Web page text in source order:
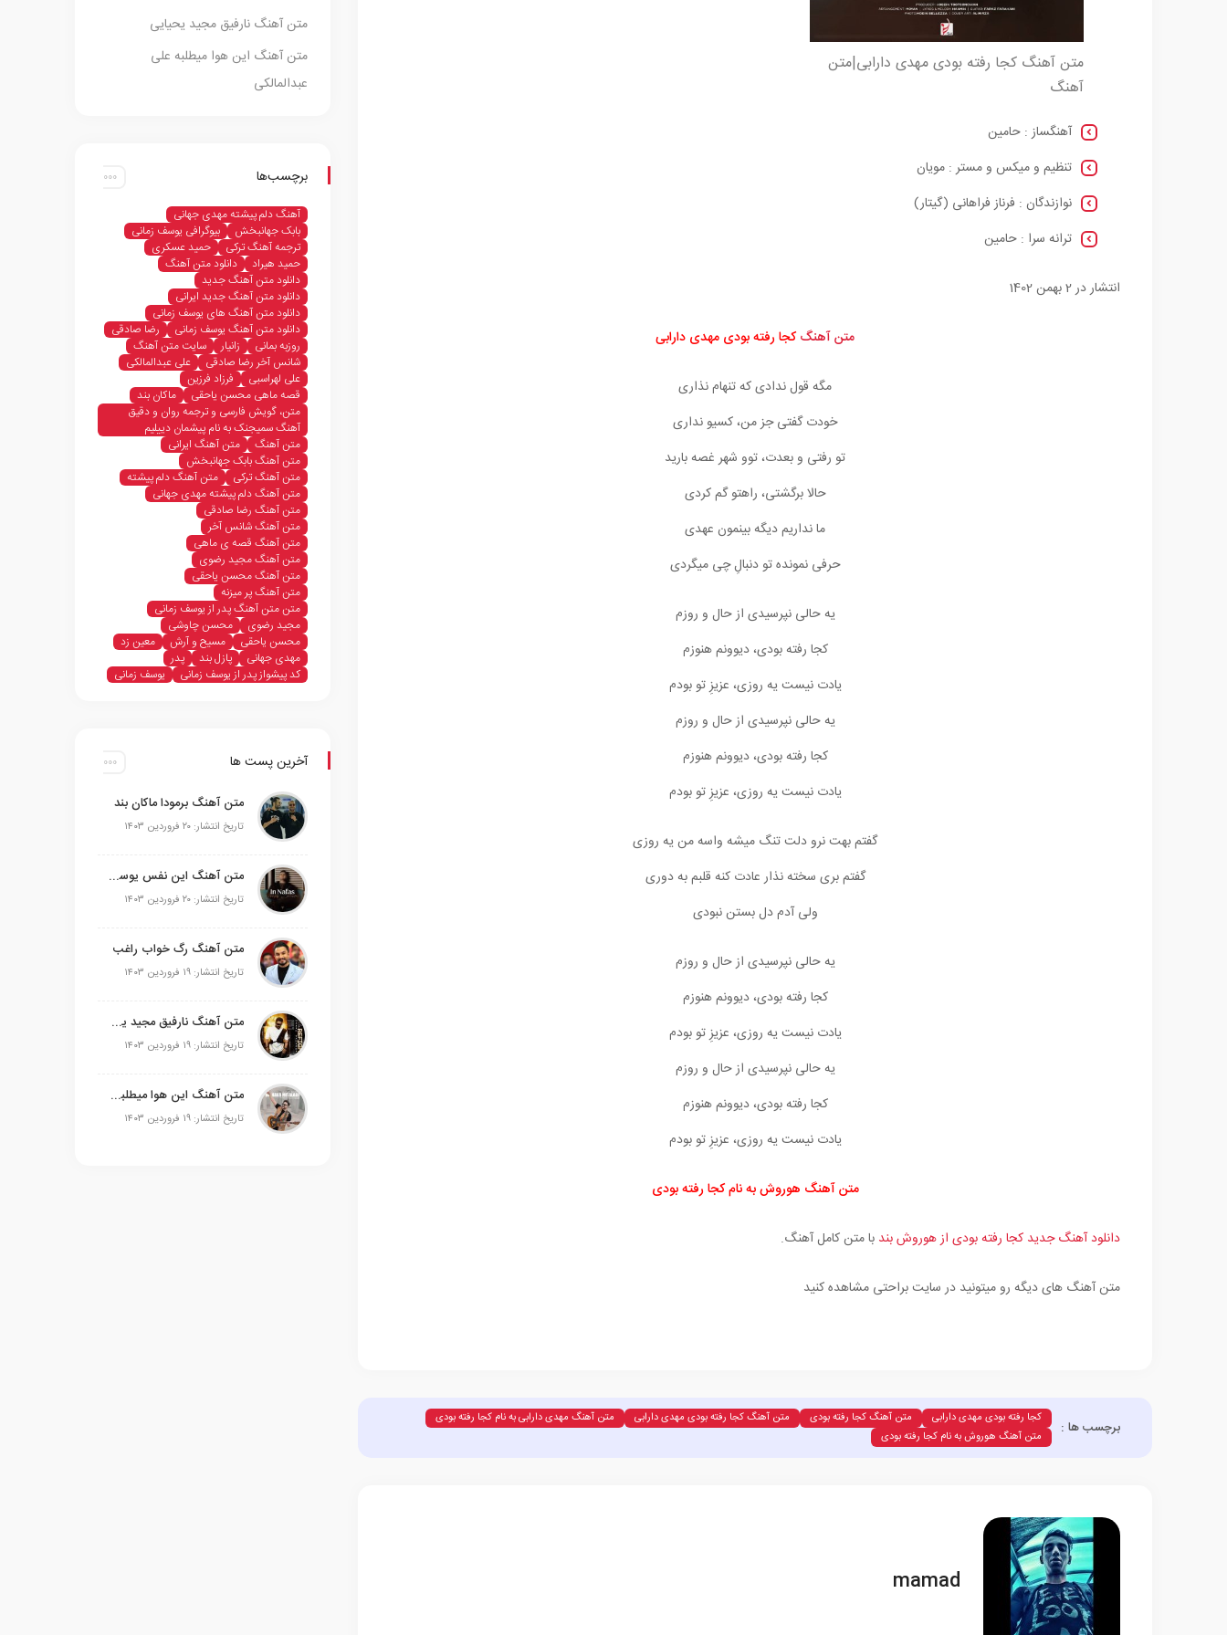
متن آهنگ کجا رفته بودی مهدی دارابی|متن
آهنگ
آهنگساز : حامین
تنظیم و میکس و مستر : مویان
نوازندگان : فرناز فراهانی (گیتار)
ترانه سرا : حامین
انتشار در 2 بهمن 1402
متن آهنگ کجا رفته بودی مهدی دارابی
مگه قول ندادی که تنهام نذاری
خودت گفتی جز من، کسیو نداری
تو رفتی و بعدت، توو شهر غصه بارید
حالا برگشتی، راهتو گم کردی
ما نداریم دیگه بینمون عهدی
حرفی نمونده تو دنبالِ چی میگردی
یه حالی نپرسیدی از حال و روزم
کجا رفته بودی، دیوونم هنوزم
یادت نیست یه روزی، عزیزِ تو بودم
یه حالی نپرسیدی از حال و روزم
کجا رفته بودی، دیوونم هنوزم
یادت نیست یه روزی، عزیزِ تو بودم
گفتم بهت نرو دلت تنگ میشه واسه من یه روزی
گفتم بری سخته نذار عادت کنه قلبم به دوری
ولی آدم دل بستن نبودی
یه حالی نپرسیدی از حال و روزم
کجا رفته بودی، دیوونم هنوزم
یادت نیست یه روزی، عزیزِ تو بودم
یه حالی نپرسیدی از حال و روزم
کجا رفته بودی، دیوونم هنوزم
یادت نیست یه روزی، عزیزِ تو بودم
متن آهنگ هوروش به نام کجا رفته بودی
دانلود آهنگ جدید کجا رفته بودی از هوروش بند با متن کامل آهنگ.
متن آهنگ های دیگه رو میتونید در سایت براحتی مشاهده کنید
برچسب ها : کجا رفته بودی مهدی دارابی متن آهنگ کجا رفته بودی متن آهنگ کجا رفته بودی مهدی دارابی
متن آهنگ مهدی دارابی به نام کجا رفته بودی
متن آهنگ هوروش به نام کجا رفته بودی
mamad
متن آهنگ نارفیق مجید یحیایی
متن آهنگ این هوا میطلبه علی
عبدالمالکی
برچسب‌ها
آهنگ دلم پیشته مهدی جهانی
بابک جهانبخش
بیوگرافی یوسف زمانی
ترجمه آهنگ ترکی
حمید عسکری
حمید هیراد
دانلود متن آهنگ
دانلود متن آهنگ جدید
دانلود متن آهنگ جدید ایرانی
دانلود متن آهنگ های یوسف زمانی
دانلود متن آهنگ یوسف زمانی
رضا صادقی
روزبه بمانی
زانیار
سایت متن آهنگ
شانس آخر رضا صادقی
علی عبدالمالکی
علی لهراسبی
فرزاد فرزین
قصه ماهی محسن یاحقی
ماکان بند
متن، گویش فارسی و ترجمه روان و دقیق
آهنگ سمیجنک به نام پیشمان دییلیم
متن آهنگ
متن آهنگ ایرانی
متن آهنگ بابک جهانبخش
متن آهنگ ترکی
متن آهنگ دلم پیشته
متن آهنگ دلم پیشته مهدی جهانی
متن آهنگ رضا صادقی
متن آهنگ شانس آخر
متن آهنگ قصه ی ماهی
متن آهنگ مجید رضوی
متن آهنگ محسن یاحقی
متن آهنگ پر میزنه
متن متن آهنگ پدر از یوسف زمانی
مجید رضوی
محسن چاوشی
محسن یاحقی
مسیح و آرش
معین زد
مهدی جهانی
پازل بند
پدر
کد پیشواز پدر از یوسف زمانی
یوسف زمانی
آخرین پست ها
متن آهنگ برمودا ماکان بند
تاریخ انتشار: ۲۰ فروردین ۱۴۰۳
متن آهنگ این نفس یوسف زمانی
تاریخ انتشار: ۲۰ فروردین ۱۴۰۳
متن آهنگ رگ خواب راغب
تاریخ انتشار: ۱۹ فروردین ۱۴۰۳
متن آهنگ نارفیق مجید یحیایی
تاریخ انتشار: ۱۹ فروردین ۱۴۰۳
متن آهنگ این هوا میطلبه علی عبدالمالکی
تاریخ انتشار: ۱۹ فروردین ۱۴۰۳